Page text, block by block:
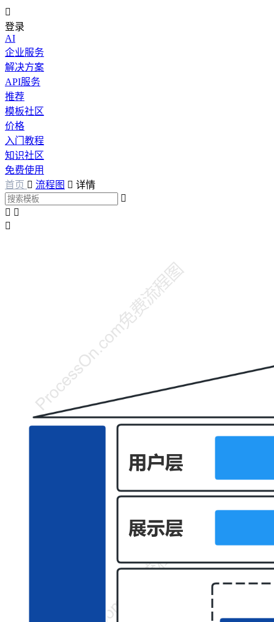

登录
AI
企业服务
解决方案
API服务
推荐
模板社区
价格
入门教程
知识社区
免费使用
首页  流程图  详情

 
